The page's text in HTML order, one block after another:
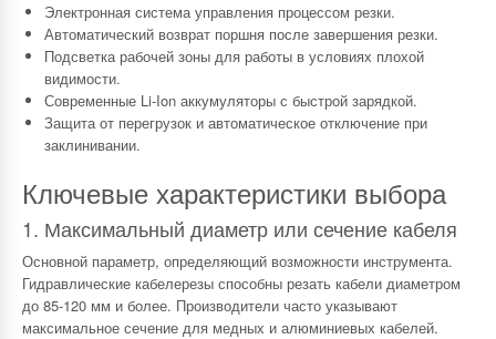
Электронная система управления процессом резки.
Автоматический возврат поршня после завершения резки.
Подсветка рабочей зоны для работы в условиях плохой
видимости.
Современные Li-Ion аккумуляторы с быстрой зарядкой.
Защита от перегрузок и автоматическое отключение при
заклинивании.
Ключевые характеристики выбора
1. Максимальный диаметр или сечение кабеля
Основной параметр, определяющий возможности инструмента.
Гидравлические кабелерезы способны резать кабели диаметром
до 85-120 мм и более. Производители часто указывают
максимальное сечение для медных и алюминиевых кабелей.